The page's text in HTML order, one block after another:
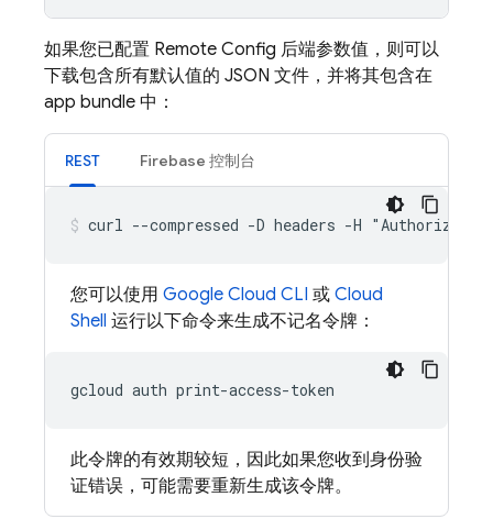
如果您已配置 Remote Config 后端参数值，则可以
下载包含所有默认值的 JSON 文件，并将其包含在
app bundle 中：
REST Firebase 控制台
curl --compressed -D headers -H
您可以使用 Google Cloud CLI 或 Cloud
Shell 运行以下命令来生成不记名令牌：
gcloud auth
此令牌的有效期较短，因此如果您收到身份验
证错误，可能需要重新生成该令牌。